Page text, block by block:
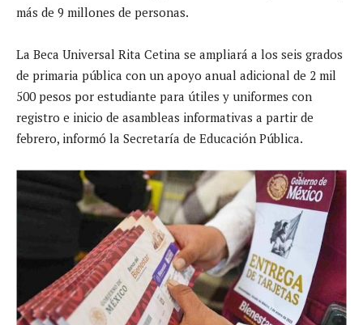
más de 9 millones de personas.
La Beca Universal Rita Cetina se ampliará a los seis grados
de primaria pública con un apoyo anual adicional de 2 mil
500 pesos por estudiante para útiles y uniformes con
registro e inicio de asambleas informativas a partir de
febrero, informó la Secretaría de Educación Pública.